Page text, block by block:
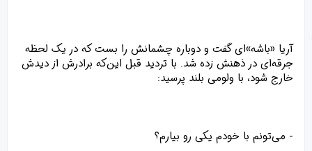
آریا «باشه‌»ای گفت و دوباره چشمانش را بست که در یک لحظه‌
جرقه‌ای در ذهنش زده شد. با تردید قبل این‌که برادرش از دیدش
خارج شود، با ولومی بلند پرسید:
- می‌تونم با خودم یکی رو بیارم؟